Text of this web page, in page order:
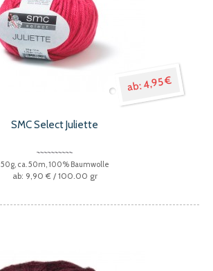
4,95 €
SMC Select Juliette
50g, ca. 50m, 100% Baumwolle
9,90 € / 100.00 gr